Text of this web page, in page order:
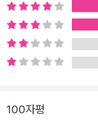
는 이유다. 일반 역사책에서는 볼 수 없는 유럽 문화와 역사의 맨얼굴
거대한 역사적 담론이
로 당대의 삶을 실감나
유감없이 발휘된다. 프
하는 듯한 독특한 구성
100자평